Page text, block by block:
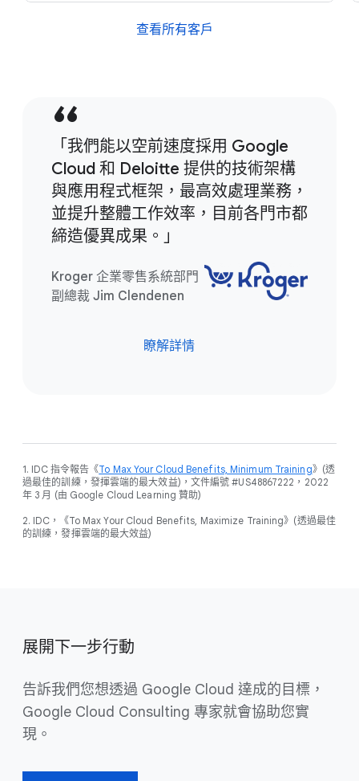
查看所有客戶
「我們能以空前速度採用 Google
Cloud 和 Deloitte 提供的技術架構
與應用程式框架，最高效處理業務，
並提升整體工作效率，目前各門市都
締造優異成果。」
Kroger 企業零售系統部門
副總裁 Jim Clendenen
瞭解詳情
1. IDC 指令報告《To Max Your Cloud Benefits, Minimum Training》(透
過最佳的訓練，發揮雲端的最大效益)，文件編號 #US48867222，2022
年 3 月 (由 Google Cloud Learning 贊助)
2. IDC，《To Max Your Cloud Benefits, Maximize Training》(透過最佳
的訓練，發揮雲端的最大效益)
展開下一步行動
告訴我們您想透過 Google Cloud 達成的目標，
Google Cloud Consulting 專家就會協助您實
現。